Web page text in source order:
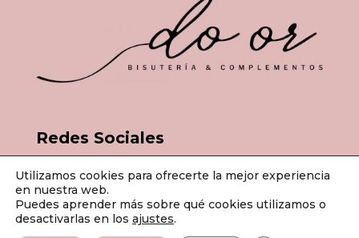
Redes Sociales
Utilizamos cookies para ofrecerte la mejor experiencia
en nuestra web.
Puedes aprender más sobre qué cookies utilizamos o
desactivarlas en los ajustes.